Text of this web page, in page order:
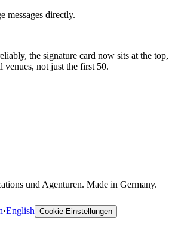
messages directly.
the signature card now sits at the
not just the first 50.
und Agenturen. Made in Germany.
·English Cookie-Einstellungen